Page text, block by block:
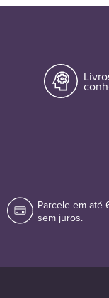
Parcele em até
sem juros.